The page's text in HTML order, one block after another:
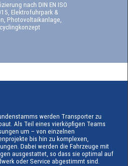
nach DIN EN ISO
Elektrofuhrpark &
Photovoltaikanlage,
werden Transporter zu
Als Teil eines vierköpfigen Teams
um – von einzelnen
bis hin zu komplexen,
Dabei werden die Fahrzeuge mit
ausgestattet, so dass sie optimal auf
oder Service abgestimmt sind.